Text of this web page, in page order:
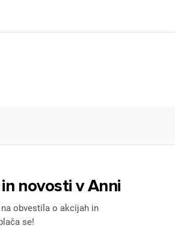
novosti v Anni
obvestila o akcijah in
se!